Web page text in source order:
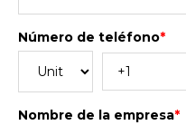
Número de teléfono*
Nombre de la empresa*